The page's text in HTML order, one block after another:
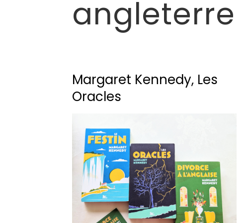
angleterre
Margaret Kennedy, Les
Oracles